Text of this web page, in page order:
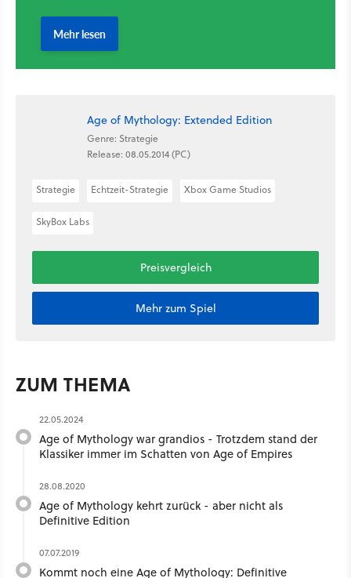
Age of Mythology: Extended Edition
Genre: Strategie
Release: 08.05.2014 (PC)
Strategie Echtzeit-Strategie Xbox Game Studios
SkyBox Labs
Preisvergleich
Mehr zum Spiel
ZUM THEMA
22.05.2024
Age of Mythology war grandios - Trotzdem stand der
Klassiker immer im Schatten von Age of Empires
28.08.2020
Age of Mythology kehrt zurück - aber nicht als
Definitive Edition
07.07.2019
Kommt noch eine Age of Mythology: Definitive